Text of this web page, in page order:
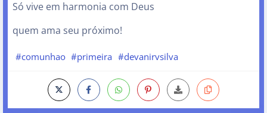
Só vive em harmonia com Deus
quem ama seu próximo!
#comunhao #primeira #devanirvsilva